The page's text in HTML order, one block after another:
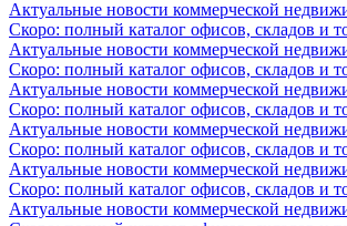
Актуальные новости коммерческой
Скоро: полный каталог офисов, складов и
Актуальные новости коммерческой
Скоро: полный каталог офисов, складов и
Актуальные новости коммерческой
Скоро: полный каталог офисов, складов и
Актуальные новости коммерческой
Скоро: полный каталог офисов, складов и
Актуальные новости коммерческой
Скоро: полный каталог офисов, складов и
Актуальные новости коммерческой